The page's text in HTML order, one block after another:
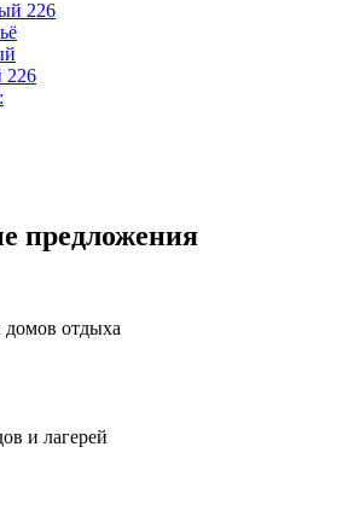
предложения
отдыха
и лагерей